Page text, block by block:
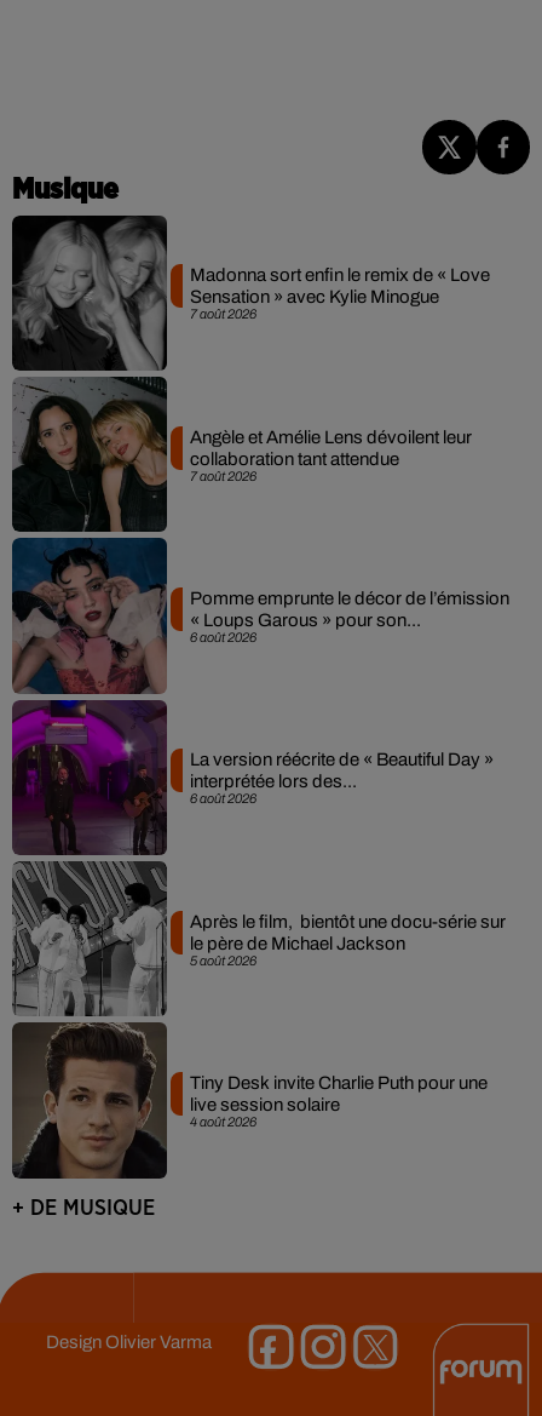
Musique
7 août 2026
Madonna sort enfin le remix de « Love
Sensation » avec Kylie Minogue
7 août 2026
Angèle et Amélie Lens dévoilent leur
collaboration tant attendue
6 août 2026
Pomme emprunte le décor de l’émission
« Loups Garous » pour son...
6 août 2026
La version réécrite de « Beautiful Day »
interprétée lors des...
5 août 2026
Après le film, bientôt une docu-série sur
le père de Michael Jackson
4 août 2026
Tiny Desk invite Charlie Puth pour une
live session solaire
+ DE MUSIQUE
DesignOlivier Varma